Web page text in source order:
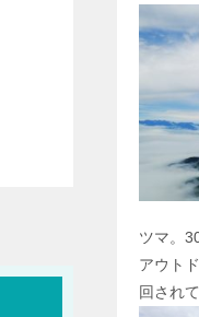
ツマ。
アウト
回され